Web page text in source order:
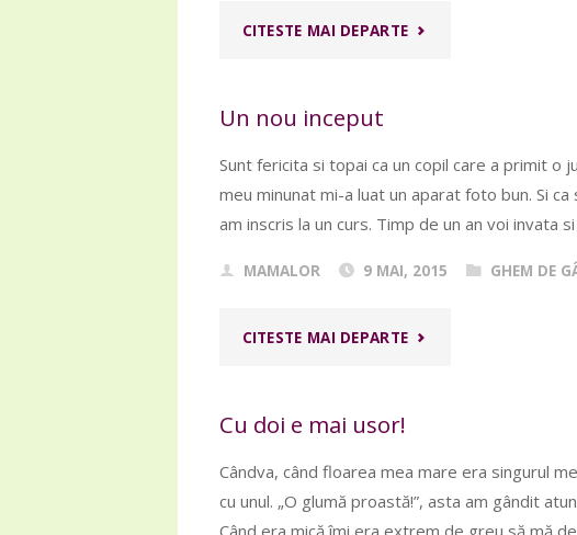
CITESTE MAI DEPARTE"LUMINA
DUMNEZEU"
Un nou inceput
Sunt fericita si topai ca un copil care a primit o
meu minunat mi-a luat un aparat foto bun. Si
am inscris la un curs. Timp de un an voi invata
MAMALOR 9 MAI, 2015 GHEM DE
CITESTE MAI DEPARTE"UN
Cu doi e mai usor!
Cândva, când floarea mea mare era singurul
cu unul. „O glumă proastă!”, asta am gândit
Când era mică îmi era extrem de greu să mă